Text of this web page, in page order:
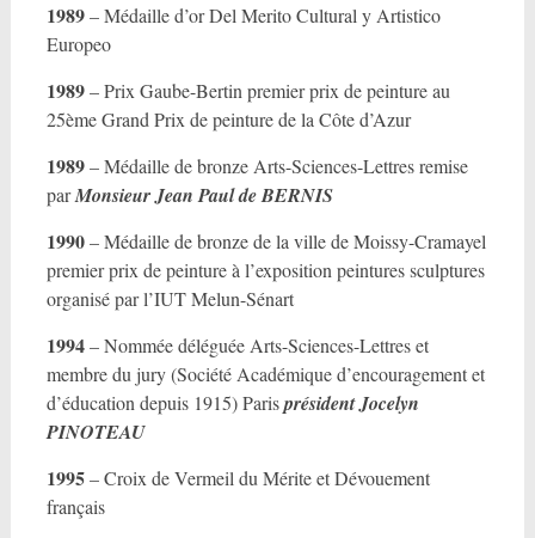
1989– Médaille d’or Del Merito Cultural y Artistico
Europeo
1989– Prix Gaube-Bertin premier prix de peinture au
25ème Grand Prix de peinture de la Côte d’Azur
1989– Médaille de bronze Arts-Sciences-Lettres remise
parMonsieurJean Paul de BERNIS
1990– Médaille de bronze de la ville de Moissy-Cramayel
premier prix de peinture à l’exposition peintures sculptures
organisé par l’IUT Melun-Sénart
1994– Nommée déléguée Arts-Sciences-Lettres et
membre du jury (Société Académique d’encouragement et
d’éducation depuis 1915) ParisprésidentJocelyn
PINOTEAU
1995– Croix de Vermeil du Mérite et Dévouement
français